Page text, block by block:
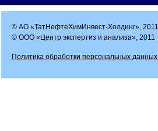
© АО «ТатНефтеХимИнвест-Холдинг», 2011
© ООО «Центр экспертиз и анализа», 2011
Политика обработки персональных данных